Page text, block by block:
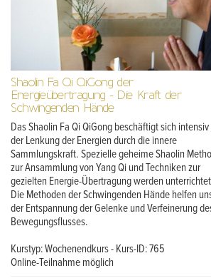
Shaolin Fa Qi QiGong der
Energieübertragung - Die Kraft der
Schwingenden Hände
Das Shaolin Fa Qi QiGong beschäftigt sich
der Lenkung der Energien durch die innere
Sammlungskraft. Spezielle geheime Shaolin
zur Ansammlung von Yang Qi und Techniken zur
gezielten Energie-Übertragung werden
Die Methoden der Schwingenden Hände helfen
der Entspannung der Gelenke und Verfeinerung
Bewegungsflusses.
Kurstyp: Wochenendkurs - Kurs-ID: 765
Online-Teilnahme möglich